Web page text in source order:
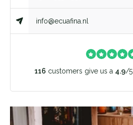
info@ecuafina.nl
116 customers give us a 4.9/5